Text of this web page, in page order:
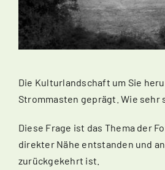
Die Kulturlandschaft um Sie
Strommasten geprägt. Wie sehr
Diese Frage ist das Thema der
direkter Nähe entstanden und
zurückgekehrt ist.